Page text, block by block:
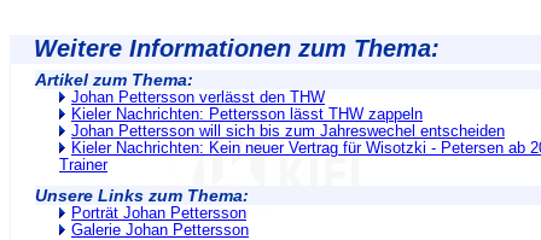
Weitere Informationen zum Thema:
Artikel zum Thema:
Johan Pettersson verlässt den THW
Kieler Nachrichten: Pettersson lässt THW zappeln
Johan Pettersson will sich bis zum Jahreswechel entscheiden
Kieler Nachrichten: Kein neuer Vertrag für Wisotzki - Petersen ab
Trainer
Unsere Links zum Thema:
Porträt Johan Pettersson
Galerie Johan Pettersson